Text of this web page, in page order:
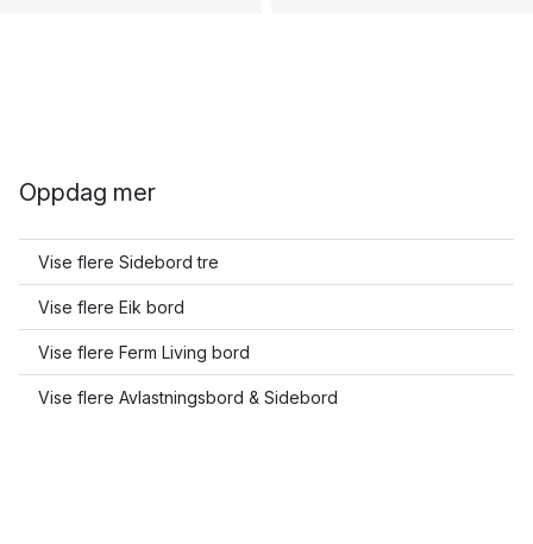
Oppdag mer
Vise flere Sidebord tre
Vise flere Eik bord
Vise flere Ferm Living bord
Vise flere Avlastningsbord & Sidebord